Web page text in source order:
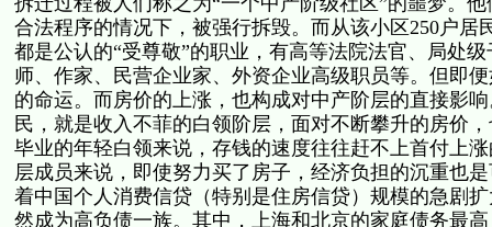
合法程序的情况下，被强行拆毁。而从该小区250户居
都是公认的“受尊敬”的职业，有高等法院法官、局处
师、作家、民营企业家、外资企业高级职员等。但即
的命运。而房价的上涨，也构成对中产阶层的直接影
民，就是收入不菲的白领阶层，面对不断攀升的房价
毕业的年轻白领来说，存钱的速度往往赶不上首付上
层成员来说，即使努力买了房子，经济负担的沉重也
着中国个人消费信贷（特别是住房信贷）规模的急剧
然成为高负债一族。其中，上海和北京的家庭债务最